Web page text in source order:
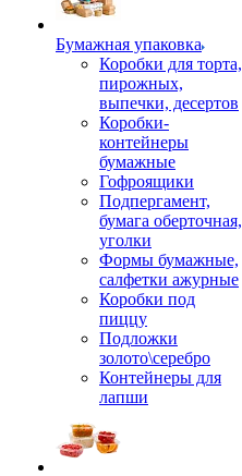
Бумажная упаковка
Коробки для торта,
пирожных,
выпечки, десертов
Коробки-
контейнеры
бумажные
Гофроящики
Подпергамент,
бумага оберточная,
уголки
Формы бумажные,
салфетки ажурные
Коробки под
пиццу
Подложки
золото\серебро
Контейнеры для
лапши